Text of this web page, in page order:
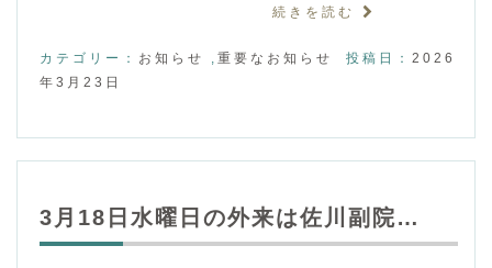
続きを読む
カテゴリー： お知らせ , 重要なお知らせ 投稿日： 2026
年3月23日
3月18日水曜日の外来は佐川副院…